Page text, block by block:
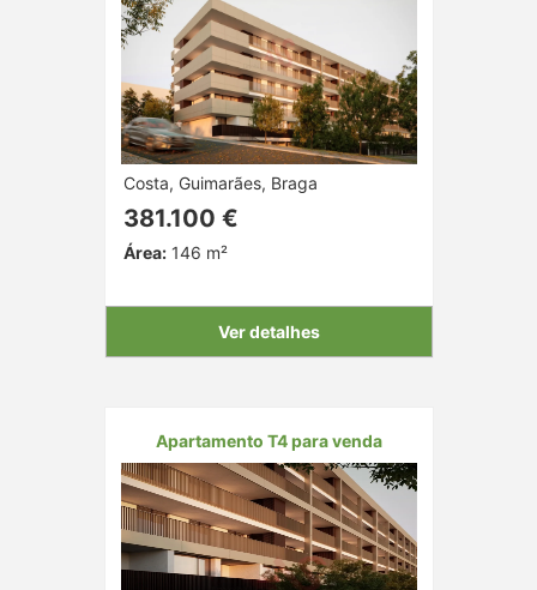
Costa, Guimarães, Braga
381.100 €
Área:146 m²
Ver detalhes
Apartamento T4 para venda